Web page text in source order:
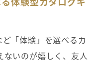
「体験」を選べるカ
いのが嬉しく、友人